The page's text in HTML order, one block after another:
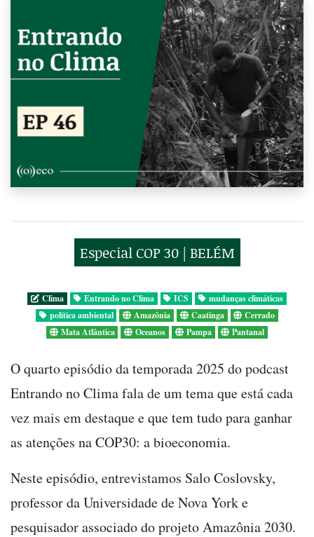
Especial COP 30 | BELÉM
Clima Entrando no Clima ICS
mudanças climáticas
política ambiental
Amazônia Caatinga
Cerrado
Mata Atlântica
Oceanos Pampa Pantanal
O quarto episódio da temporada 2025 do podcast
Entrando no Clima fala de um tema que está cada
vez mais em destaque e que tem tudo para ganhar
as atenções na COP30: a bioeconomia.
Neste episódio, entrevistamos Salo Coslovsky,
professor da Universidade de Nova York e
pesquisador associado do projeto Amazônia 2030.